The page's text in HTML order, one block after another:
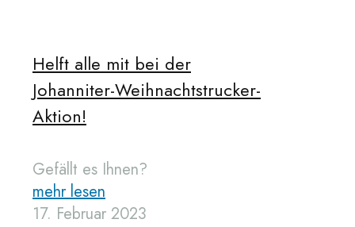
Helft alle mit bei der
Johanniter-Weihnachtstrucker-
Aktion!
Gefällt es Ihnen?
mehr lesen
17. Februar 2023